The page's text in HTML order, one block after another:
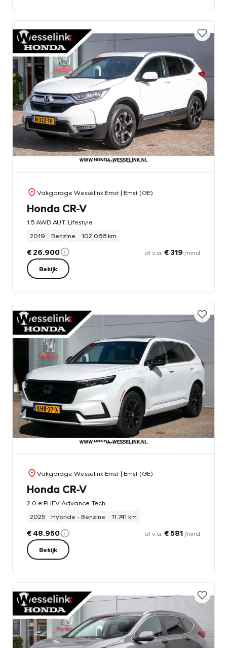
Vakgarage Wesselink Emst| Emst (GE)
Honda CR-V
1.5 AWD AUT. Lifestyle
2019
Benzine 102.066 km
€ 26.900 of v.a. € 319 /mnd
Bekijk
Vakgarage Wesselink Emst| Emst (GE)
Honda CR-V
2.0 e:PHEV Advance Tech
2025
Hybride - Benzine 11.741 km
€ 48.950 of v.a. € 581 /mnd
Bekijk